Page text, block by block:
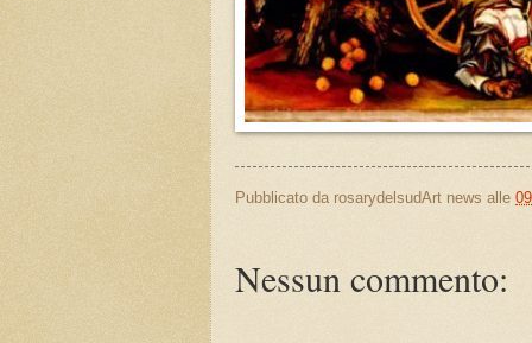
Pubblicato da rosarydelsudArt news alle
Nessun commento: